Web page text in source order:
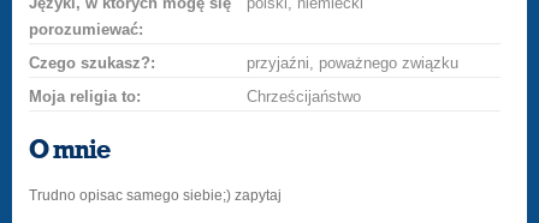
porozumiewać:
Czego szukasz?:
przyjaźni, poważnego związku
Moja religia to:
Chrześcijaństwo
O mnie
Trudno opisac samego siebie;) zapytaj